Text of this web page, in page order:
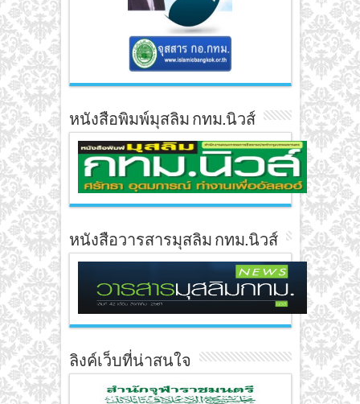
หนังสือพิมพ์มุสลิม กทม.นิวส์
หนังสือวารสารมุสลิม กทม.นิวส์
ลิงค์เว็บที่น่าสนใจ